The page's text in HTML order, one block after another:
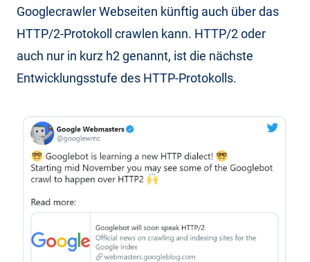
Googlecrawler Webseiten künftig auch über das
HTTP/2-Protokoll crawlen kann. HTTP/2 oder
auch nur in kurz h2 genannt, ist die nächste
Entwicklungsstufe des HTTP-Protokolls.